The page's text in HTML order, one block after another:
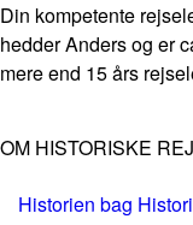
Din kompetente
hedder Anders og er
mere end 15 års
OM HISTORISKE
Historien bag